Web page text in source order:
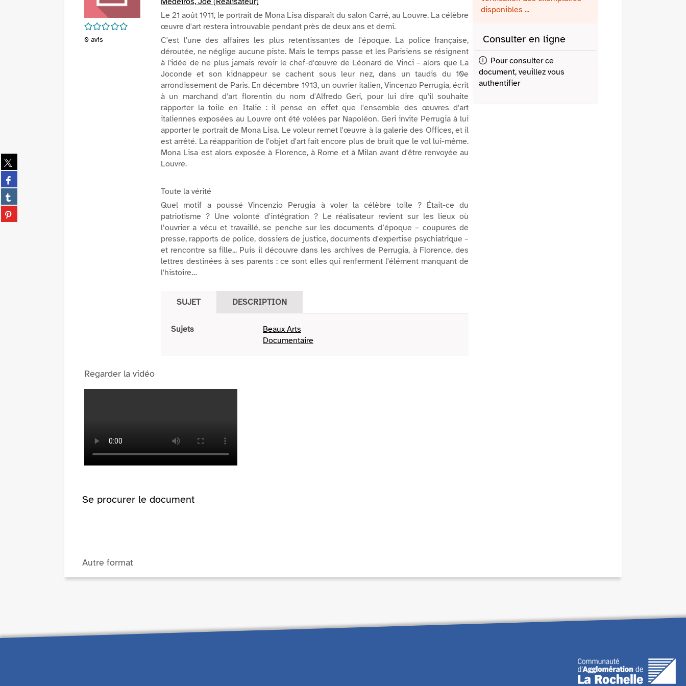
Partager
sur
twitter
(Nouvelle
fenêtre)
Partager
sur
facebook
(Nouvelle
fenêtre)
Partager
sur
tumblr
Partager
sur
/5
0 avis
Le 21 août 1911, le portrait de Mona Lisa disparaît du salon Carré, au Louvre. La célèbre
œuvre d'art restera introuvable pendant près de deux ans et demi.
C'est l'une des affaires les plus retentissantes de l'époque. La police française,
déroutée, ne néglige aucune piste. Mais le temps passe et les Parisiens se résignent
à l'idée de ne plus jamais revoir le chef-d'œuvre de Léonard de Vinci – alors que La
Joconde et son kidnappeur se cachent sous leur nez, dans un taudis du 10e
arrondissement de Paris. En décembre 1913, un ouvrier italien, Vincenzo Perrugia, écrit
à un marchand d'art florentin du nom d'Alfredo Geri, pour lui dire qu'il souhaite
rapporter la toile en Italie : il pense en effet que l'ensemble des œuvres d'art
italiennes exposées au Louvre ont été volées par Napoléon. Geri invite Perrugia à lui
apporter le portrait de Mona Lisa. Le voleur remet l'œuvre à la galerie des Offices, et il
est arrêté. La réapparition de l'objet d'art fait encore plus de bruit que le vol lui-même.
Mona Lisa est alors exposée à Florence, à Rome et à Milan avant d'être renvoyée au
Louvre.
Toute la vérité
Quel motif a poussé Vincenzio Perugia à voler la célèbre toile ? Était-ce du
patriotisme ? Une volonté d'intégration ? Le réalisateur revient sur les lieux où
l’ouvrier a vécu et travaillé, se penche sur les documents d’époque – coupures de
presse, rapports de police, dossiers de justice, documents d'expertise psychiatrique –
et rencontre sa fille... Puis il découvre dans les archives de Perrugia, à Florence, des
lettres destinées à ses parents : ce sont elles qui renferment l'élément manquant de
l'histoire…
SUJET DESCRIPTION
Sujets
Beaux Arts
Documentaire
Regarder la vidéo
disponibles ...
Consulter en ligne
Pour consulter ce
document, veuillez vous
authentifier
Se procurer le document
Autre format